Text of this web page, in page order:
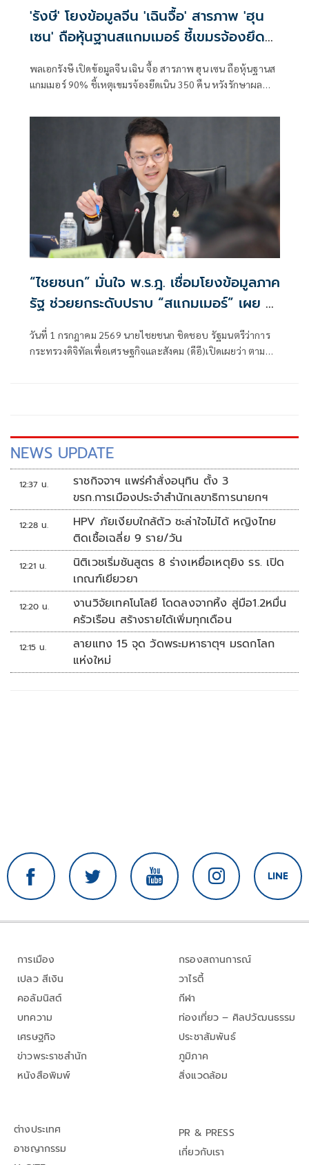
'รังษี' โยงข้อมูลจีน 'เฉินจื้อ' สารภาพ 'ฮุน
เซน' ถือหุ้นฐานสแกมเมอร์ ชี้เขมรจ้องยึด
พลเอกรังษี เปิดข้อมูลจีน เฉิน จื้อ สารภาพ ฮุน เซน ถือหุ้นฐานส
แกมเมอร์ 90% ชี้เหตุเขมรจ้องยึดเนิน 350 คืน หวังรักษาผล
“ไชยชนก” มั่นใจ พ.ร.ฎ. เชื่อมโยงข้อมูลภาค
รัฐ ช่วยยกระดับปราบ “สแกมเมอร์” เผย 4
เดือน มูลค่าความเสียหายลดลงกว่า 74%
วันที่ 1 กรกฎาคม 2569 นายไชยชนก ชิดชอบ รัฐมนตรีว่าการ
กระทรวงดิจิทัลเพื่อเศรษฐกิจและสังคม (ดีอี)เปิดเผยว่า ตามที่
NEWS UPDATE
12:37 น.
ราชกิจจาฯ แพร่คำสั่งอนุทิน ตั้ง 3
ขรก.การเมืองประจำสำนักเลขาธิการนายกฯ
12:28 น.
HPV ภัยเงียบใกล้ตัว ชะล่าใจไม่ได้ หญิงไทย
ติดเชื้อเฉลี่ย 9 ราย/วัน
12:21 น.
นิติเวชเริ่มชันสูตร 8 ร่างเหยื่อเหตุยิง รร. เปิด
เกณฑ์เยียวยา
12:20 น.
งานวิจัยเทคโนโลยี โดดลงจากหิ้ง สู่มือ1.2หมื่น
ครัวเรือน สร้างรายได้เพิ่มทุกเดือน
12:15 น.
ลายแทง 15 จุด วัดพระมหาธาตุฯ มรดกโลก
แห่งใหม่
การเมือง
เปลว สีเงิน
คอลัมนิสต์
บทความ
เศรษฐกิจ
ข่าวพระราชสำนัก
หนังสือพิมพ์
กรองสถานการณ์
วาไรตี้
กีฬา
ท่องเที่ยว – ศิลปวัฒนธรรม
ประชาสัมพันธ์
ภูมิภาค
สิ่งแวดล้อม
ต่างประเทศ
อาชญากรรม
PR & PRESS
เกี่ยวกับเรา